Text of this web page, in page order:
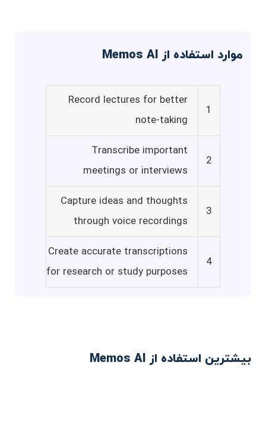
موارد استفاده از Memos AI
1
Record lectures for better
note-taking
2
Transcribe important
meetings or interviews
3
Capture ideas and thoughts
through voice recordings
4
Create accurate transcriptions
for research or study purposes
بیشترین استفاده از Memos AI